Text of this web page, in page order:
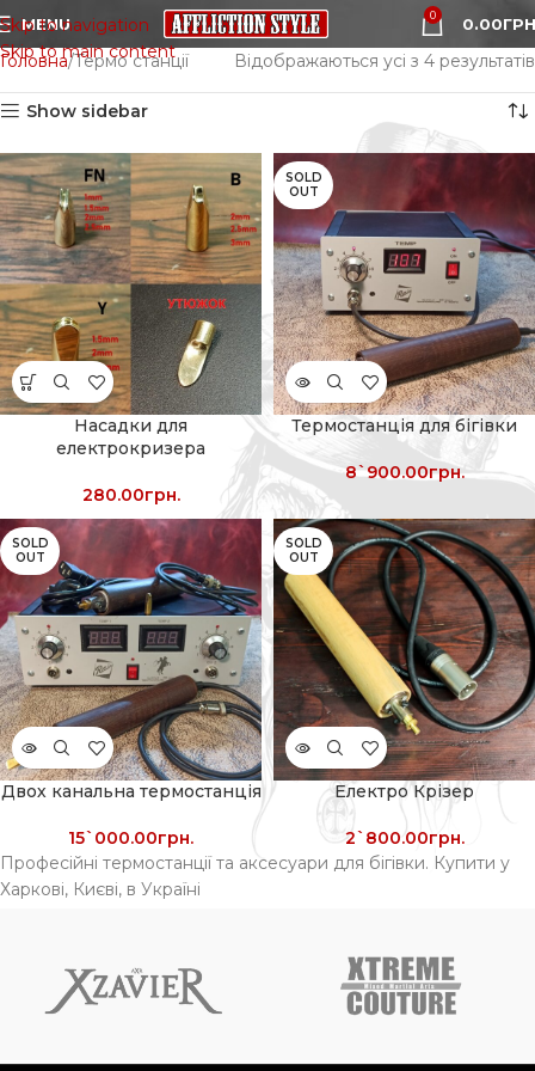
Skip to navigation
Skip to main content
MENU 0 0.00
Головна Термо станції Відображаються усі з 4 результатів
Show sidebar
Насадки для
електрокризера
280.00грн.
SOLD
OUT
Термостанція для бігівки
8`900.00грн.
SOLD
OUT
Двох канальна термостанція
15`000.00грн.
SOLD
OUT
Електро Крізер
2`800.00грн.
Професійні термостанції та аксесуари для бігівки. Купити у
Харкові, Києві, в Україні